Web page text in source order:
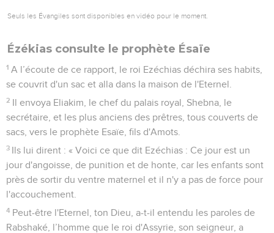
Seuls les Évangiles sont disponibles en vidéo pour le moment.
Ézékias consulte le prophète Ésaïe
1 A l’écoute de ce rapport, le roi Ezéchias déchira ses habits,
se couvrit d'un sac et alla dans la maison de l'Eternel.
2 Il envoya Eliakim, le chef du palais royal, Shebna, le
secrétaire, et les plus anciens des prêtres, tous couverts de
sacs, vers le prophète Esaïe, fils d'Amots.
3 Ils lui dirent : « Voici ce que dit Ezéchias : Ce jour est un
jour d'angoisse, de punition et de honte, car les enfants sont
près de sortir du ventre maternel et il n'y a pas de force pour
l'accouchement.
4 Peut-être l'Eternel, ton Dieu, a-t-il entendu les paroles de
Rabshaké, l’homme que le roi d'Assyrie, son seigneur, a